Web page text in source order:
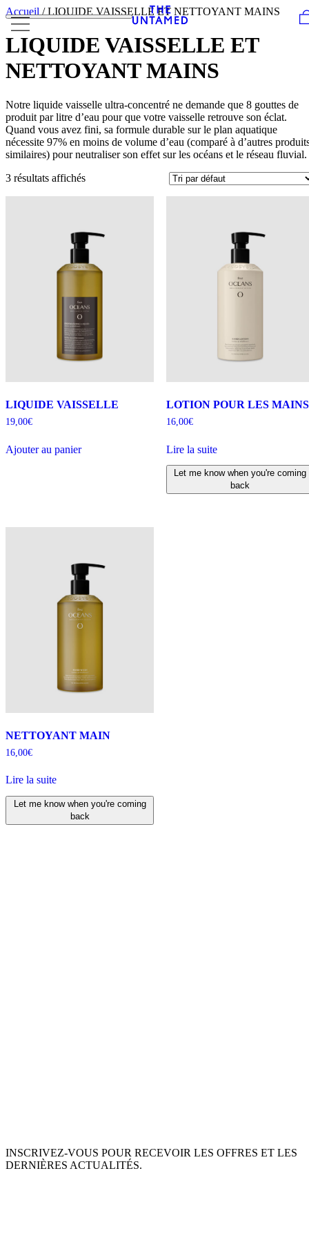
Skip to content
Accueil / LIQUIDE VAISSELLE ET NETTOYANT MAINS
LIQUIDE VAISSELLE ET
NETTOYANT MAINS
Notre liquide vaisselle ultra-concentré ne demande que 8 gouttes de
produit par litre d’eau pour que votre vaisselle retrouve son éclat.
Quand vous avez fini, sa formule durable sur le plan aquatique
nécessite 97% en moins de volume d’eau (comparé à d’autres
similaires) pour neutraliser son effet sur les océans et le réseau fluvial.
3 résultats affichés
LIQUIDE VAISSELLE
19,00€
Ajouter au panier
LOTION POUR LES MAINS
16,00€
Lire la suite
Let me know when you're coming
back
NETTOYANT MAIN
16,00€
Lire la suite
Let me know when you're coming
back
INSCRIVEZ-VOUS POUR RECEVOIR LES OFFRES ET LES
DERNIÈRES ACTUALITÉS.